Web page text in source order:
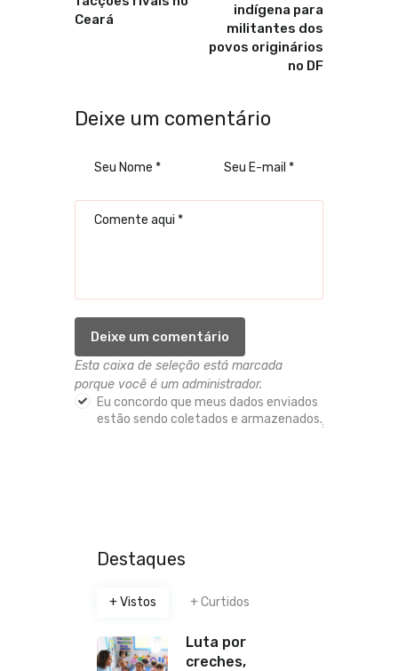
Ceará
indígena para
militantes dos
povos originários
no DF
Deixe um comentário
Esta caixa de seleção está marcada
porque você é um administrador.
Eu concordo que meus dados enviados
estão sendo coletados e armazenados.
Destaques
+ Vistos + Curtidos
Luta por
creches,